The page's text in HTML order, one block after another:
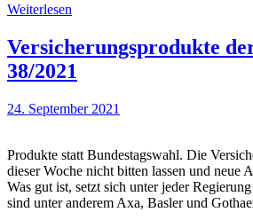
Weiterlesen
Versicherungsprodukte
38/2021
24. September 2021
Produkte statt Bundestagswahl. Die
dieser Woche nicht bitten lassen und neue
Was gut ist, setzt sich unter jeder
sind unter anderem Axa, Basler und